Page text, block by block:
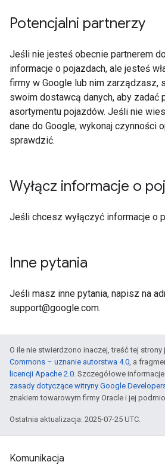
Potencjalni partnerzy
Jeśli nie jesteś obecnie partnerem
informacje o pojazdach, ale jesteś
firmy w Google lub nim zarządzasz,
swoim dostawcą danych, aby zadać
asortymentu pojazdów. Jeśli nie
dane do Google, wykonaj czynności
sprawdzić.
Wyłącz informacje o
Jeśli chcesz wyłączyć informacje o
Inne pytania
Jeśli masz inne pytania, napisz na
support@google.com.
O ile nie stwierdzono inaczej, treść tej strony
Commons – uznanie autorstwa 4.0, a
licencji Apache 2.0. Szczegółowe
zasady dotyczące witryny Google
znakiem towarowym firmy Oracle i jej
Ostatnia aktualizacja: 2025-07-25 UTC.
Komunikacja